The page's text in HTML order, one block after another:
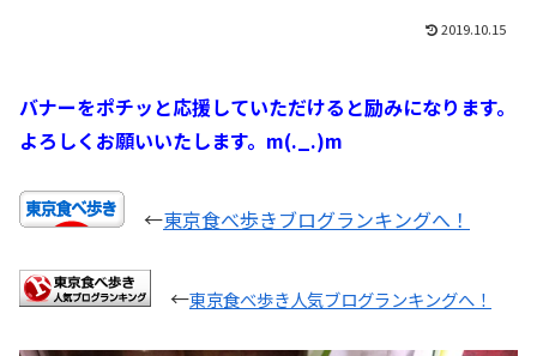
2019.10.15
バナーをポチッと応援していただけると励みになります。
よろしくお願いいたします。m(._.)m
←東京食べ歩きブログランキングへ！
←東京食べ歩き人気ブログランキングへ！